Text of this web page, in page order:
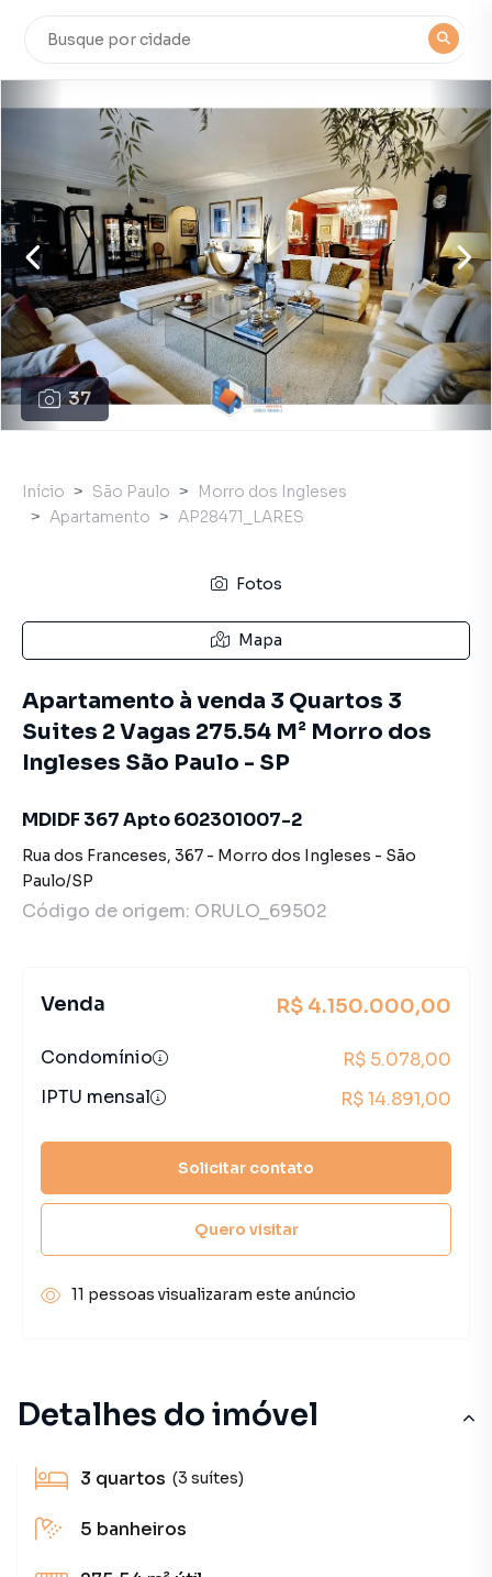
37
Detalhes do imóvel
3 quartos (3 suítes)
5 banheiros
Início São Paulo
Morro dos Ingleses
Apartamento
AP28471_LARES
Fotos
Mapa
Apartamento à venda 3 Quartos 3
Suites 2 Vagas 275.54 M² Morro dos
Ingleses São Paulo - SP
MDIDF 367 Apto 602301007-2
Rua dos Franceses, 367 - Morro dos Ingleses - São
Paulo/SP
Código de origem: ORULO_69502
Venda R$ 4.150.000,00
Condomínio
R$ 5.078,00
IPTU mensal
R$ 14.891,00
Solicitar contato
Quero visitar
11 pessoas visualizaram este anúncio